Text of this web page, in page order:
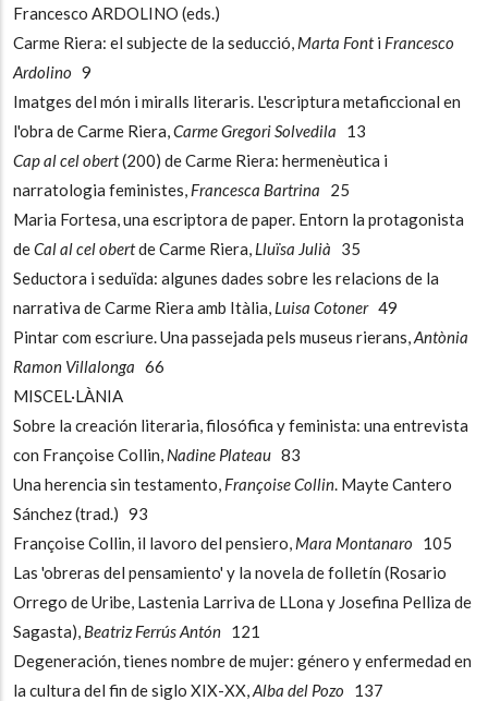
Francesco ARDOLINO (eds.)
Carme Riera: el subjecte de la seducció, Marta Fonti Francesco
Ardolino 9
Imatges del món i miralls literaris. L'escriptura metaficcional en
l'obra de Carme Riera, Carme Gregori Solvedila 13
Cap al cel obert(200) de Carme Riera: hermenèutica i
narratologia feministes, Francesca Bartrina 25
Maria Fortesa, una escriptora de paper. Entorn la protagonista
deCal al cel obertde Carme Riera, Lluïsa Julià 35
Seductora i seduïda: algunes dades sobre les relacions de la
narrativa de Carme Riera amb Itàlia, Luisa Cotoner49
Pintar com escriure. Una passejada pels museus rierans, Antònia
Ramon Villalonga 66
MISCEL·LÀNIA
Sobre la creación literaria, filosófica y feminista: una entrevista
con Françoise Collin, Nadine Plateau 83
Una herencia sin testamento, Françoise Collin . Mayte Cantero
Sánchez (trad.) 93
Françoise Collin, il lavoro del pensiero, Mara Montanaro 105
Las 'obreras del pensamiento' y la novela de folletín (Rosario
Orrego de Uribe, Lastenia Larriva de LLona y Josefina Pelliza de
Sagasta), Beatriz Ferrús Antón 121
Degeneración, tienes nombre de mujer: género y enfermedad en
la cultura del fin de siglo XIX-XX, Alba del Pozo 137